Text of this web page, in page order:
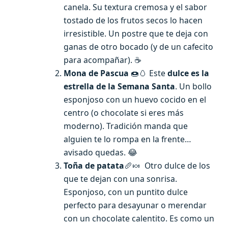
canela. Su textura cremosa y el sabor
tostado de los frutos secos lo hacen
irresistible. Un postre que te deja con
ganas de otro bocado (y de un cafecito
para acompañar). ☕
Mona de Pascua 🍩🥚 Este dulce es la
estrella de la Semana Santa. Un bollo
esponjoso con un huevo cocido en el
centro (o chocolate si eres más
moderno). Tradición manda que
alguien te lo rompa en la frente…
avisado quedas. 😂
Toña de patata🥖🍬 Otro dulce de los
que te dejan con una sonrisa.
Esponjoso, con un puntito dulce
perfecto para desayunar o merendar
con un chocolate calentito. Es como un